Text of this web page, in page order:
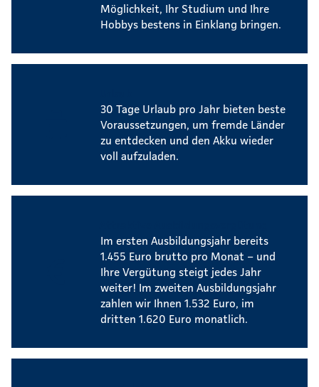
Möglichkeit, Ihr Studium und Ihre
Hobbys bestens in Einklang bringen.
30 Tage Urlaub pro Jahr bieten beste
Voraussetzungen, um fremde Länder
zu entdecken und den Akku wieder
voll aufzuladen.
Im ersten Ausbildungsjahr bereits
1.455 Euro brutto pro Monat – und
Ihre Vergütung steigt jedes Jahr
weiter! Im zweiten Ausbildungsjahr
zahlen wir Ihnen 1.532 Euro, im
dritten 1.620 Euro monatlich.